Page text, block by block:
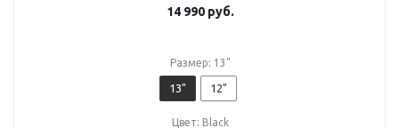
14 990руб.
Размер: 13"
13" 12"
Цвет: Black